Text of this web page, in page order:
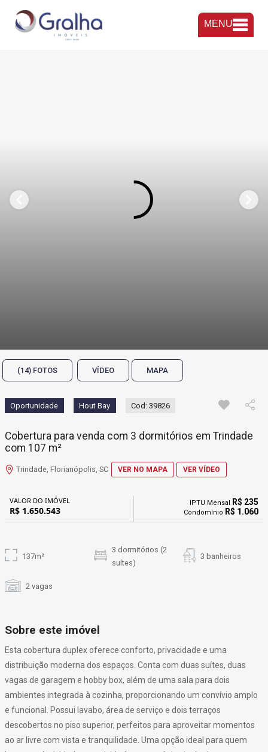
MENU
(14) FOTOS VÍDEO MAPA
Oportunidade Hout Bay Cod: 39826
Cobertura para venda com 3 dormitórios em Trindade
com 107 m²
Trindade, Florianópolis, SC VER NO MAPA VER VÍDEO
VALOR DO IMÓVEL
R$ 1.650.543
IPTU Mensal R$ 235
Condomínio R$ 1.060
137m²
3 dormitórios (2
suítes)
3 banheiros
2 vagas
Sobre este imóvel
Esta cobertura duplex oferece conforto, privacidade e uma
distribuição moderna dos espaços. Conta com duas suítes, duas
vagas de garagem e hobby box, além de uma sala para dois
ambientes integrada à cozinha, proporcionando um convívio amplo
e funcional. Possui lavabo, área de serviço e dois terraços
descobertos no piso superior, perfeitos para aproveitar momentos
ao ar livre com vista e tranquilidade. Uma opção ideal para quem